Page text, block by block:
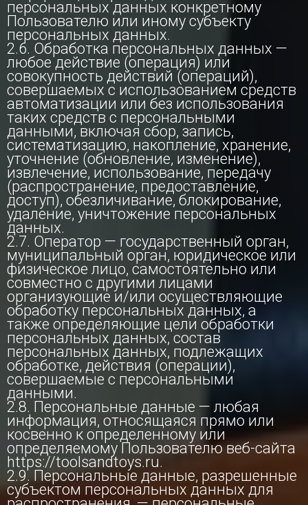
персональных данных конкретному
Пользователю или иному субъекту
персональных данных.
2.6. Обработка персональных данных —
любое действие (операция) или
совокупность действий (операций),
совершаемых с использованием средств
автоматизации или без использования
таких средств с персональными
данными, включая сбор, запись,
систематизацию, накопление, хранение,
уточнение (обновление, изменение),
извлечение, использование, передачу
(распространение, предоставление,
доступ), обезличивание, блокирование,
удаление, уничтожение персональных
данных.
2.7. Оператор — государственный орган,
муниципальный орган, юридическое или
физическое лицо, самостоятельно или
совместно с другими лицами
организующие и/или осуществляющие
обработку персональных данных, а
также определяющие цели обработки
персональных данных, состав
персональных данных, подлежащих
обработке, действия (операции),
совершаемые с персональными
данными.
2.8. Персональные данные — любая
информация, относящаяся прямо или
косвенно к определенному или
определяемому Пользователю веб-сайта
https://toolsandtoys.ru.
2.9. Персональные данные, разрешенные
субъектом персональных данных для